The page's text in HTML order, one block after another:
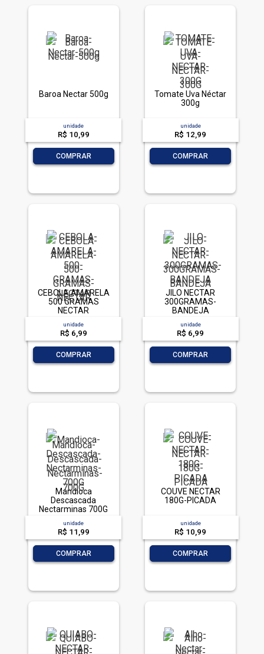
Baroa Nectar 500g
unidade
R$ 10,99
COMPRAR
Tomate Uva Néctar
300g
unidade
R$ 12,99
COMPRAR
CEBOLA AMARELA
500 GRAMAS
NECTAR
unidade
R$ 6,99
COMPRAR
JILO NECTAR
300GRAMAS-
BANDEJA
unidade
R$ 6,99
COMPRAR
Mandioca
Descascada
Nectarminas 700G
unidade
R$ 11,99
COMPRAR
COUVE NECTAR
180G-PICADA
unidade
R$ 10,99
COMPRAR